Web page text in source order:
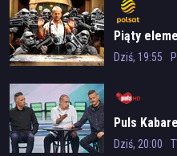
Piąty
Dziś, 19:55
Puls
Dziś, 20:00